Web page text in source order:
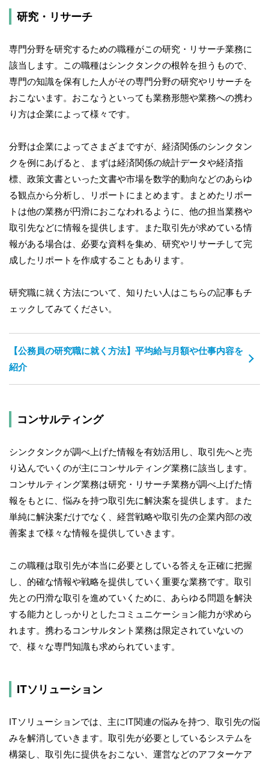
研究・リサーチ
専門分野を研究するための職種がこの研究・リサーチ業務に
該当します。この職種はシンクタンクの根幹を担うもので、
専門の知識を保有した人がその専門分野の研究やリサーチを
おこないます。おこなうといっても業務形態や業務への携わ
り方は企業によって様々です。
分野は企業によってさまざまですが、経済関係のシンクタン
クを例にあげると、まずは経済関係の統計データや経済指
標、政策文書といった文書や市場を数学的動向などのあらゆ
る観点から分析し、リポートにまとめます。まとめたリポー
トは他の業務が円滑におこなわれるように、他の担当業務や
取引先などに情報を提供します。また取引先が求めている情
報がある場合は、必要な資料を集め、研究やリサーチして完
成したリポートを作成することもあります。
研究職に就く方法について、知りたい人はこちらの記事もチ
ェックしてみてください。
【公務員の研究職に就く方法】平均給与月額や仕事内容を
紹介
コンサルティング
シンクタンクが調べ上げた情報を有効活用し、取引先へと売
り込んでいくのが主にコンサルティング業務に該当します。
コンサルティング業務は研究・リサーチ業務が調べ上げた情
報をもとに、悩みを持つ取引先に解決案を提供します。また
単純に解決案だけでなく、経営戦略や取引先の企業内部の改
善案まで様々な情報を提供していきます。
この職種は取引先が本当に必要としている答えを正確に把握
し、的確な情報や戦略を提供していく重要な業務です。取引
先との円滑な取引を進めていくために、あらゆる問題を解決
する能力としっかりとしたコミュニケーション能力が求めら
れます。携わるコンサルタント業務は限定されていないの
で、様々な専門知識も求められています。
ITソリューション
ITソリューションでは、主にIT関連の悩みを持つ、取引先の悩
みを解消していきます。取引先が必要としているシステムを
構築し、取引先に提供をおこない、運営などのアフターケア